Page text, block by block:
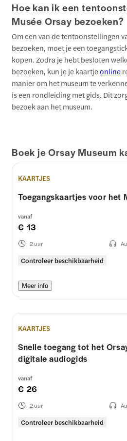
Hoe kan ik een
Musée Orsay bezoeken?
Om een van de tentoonstellingen
bezoeken, moet je een
kopen. Zodra je hebt besloten
bezoeken, kun je je kaartjeonline
manier om het museum te
is een rondleiding met gids. Dit
bezoek aan het museum.
Boek je Orsay Museum
KAARTJES
Toegangskaartjes voor het
vanaf
€ 13
Controleer beschikbaarheid
2 uur
Meer info
KAARTJES
Snelle toegang tot het
digitale audiogids
vanaf
€ 26
Controleer beschikbaarheid
2 uur